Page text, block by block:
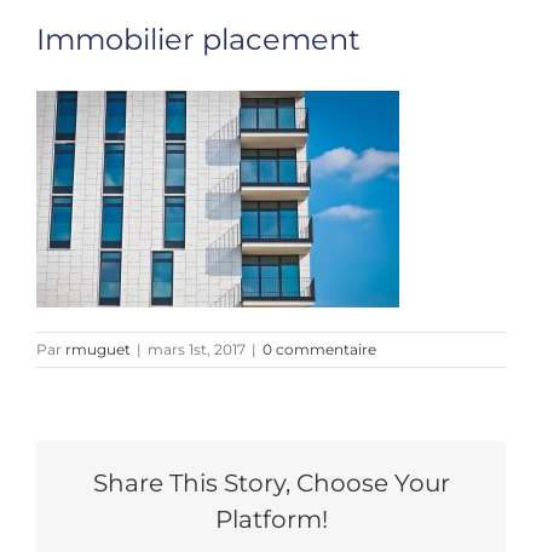
Immobilier placement
Par rmuguet | mars 1st, 2017 | 0 commentaire
Share This Story, Choose Your
Platform!